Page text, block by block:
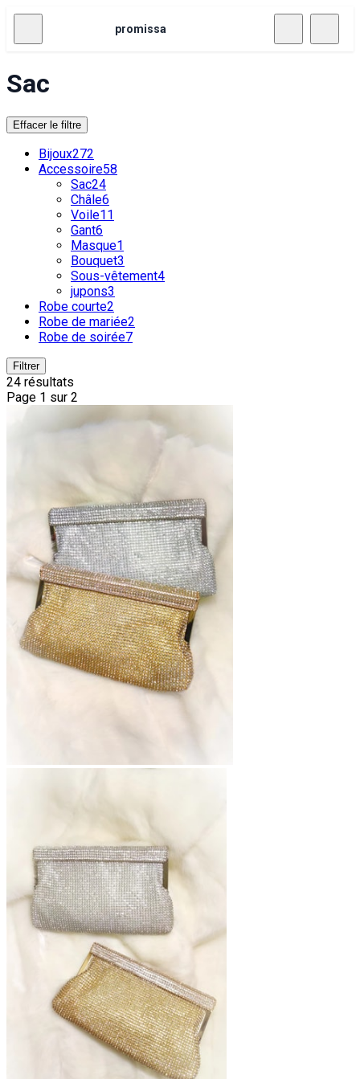
promissa
Sac
Effacer le filtre
Bijoux272
Accessoire58
Sac24
Châle6
Voile11
Gant6
Masque1
Bouquet3
Sous-vêtement4
jupons3
Robe courte2
Robe de mariée2
Robe de soirée7
Filtrer
24 résultats
Page 1 sur 2